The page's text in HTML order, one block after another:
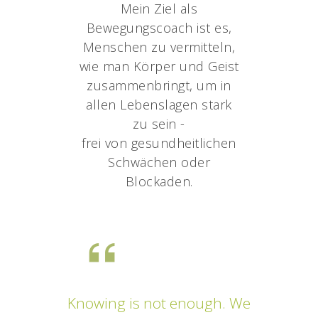
Mein Ziel als
Bewegungscoach ist es,
Menschen zu vermitteln,
wie man Körper und Geist
zusammenbringt, um in
allen Lebenslagen stark
zu sein -
frei von gesundheitlichen
Schwächen oder
Blockaden.
Knowing is not enough. We